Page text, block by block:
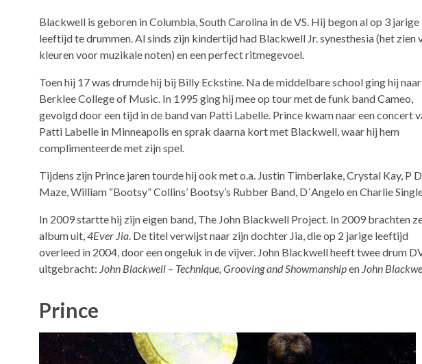
Blackwell is geboren in Columbia, South Carolina in de VS. Hij begon al op 3 jarige
leeftijd te drummen. Al sinds zijn kindertijd had Blackwell Jr. synesthesia (het zien
kleuren voor muzikale noten) en een perfect ritmegevoel.
Toen hij 17 was drumde hij bij Billy Eckstine. Na de middelbare school ging hij
Berklee College of Music. In 1995 ging hij mee op tour met de funk band Cameo,
gevolgd door een tijd in de band van Patti Labelle. Prince kwam naar een concert
Patti Labelle in Minneapolis en sprak daarna kort met Blackwell, waar hij hem
complimenteerde met zijn spel.
Tijdens zijn Prince jaren tourde hij ook met o.a. Justin Timberlake, Crystal Kay, P
Maze, William “Bootsy” Collins’ Bootsy’s Rubber Band, D´Angelo en Charlie
In 2009 startte hij zijn eigen band, The John Blackwell Project. In 2009 brachten
album uit,4Ever Jia. De titel verwijst naar zijn dochter Jia, die op 2 jarige leeftijd
overleed in 2004, door een ongeluk in de vijver. John Blackwell heeft twee drum
uitgebracht: John Blackwell – Technique, Grooving and Showmanshipen John
Prince